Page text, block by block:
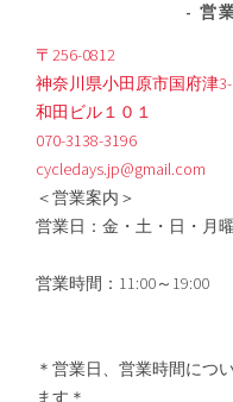
営
〒256-0812
神奈川県小田原市国府津3-
和田ビル１０１
070-3138-3196
cycledays.jp@gmail.com
＜営業案内＞
営業日：金・土・日・月
営業時間：11:00～19:00
＊営業日、営業時間につ